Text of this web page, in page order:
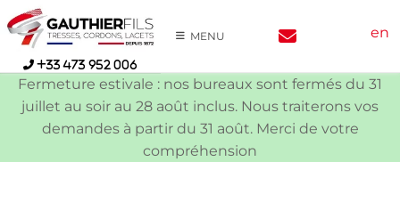
Skip
to
content
+33 473 952 006
MENU en
Fermeture estivale : nos bureaux sont fermés du 31
juillet au soir au 28 août inclus. Nous traiterons vos
demandes à partir du 31 août. Merci de votre
compréhension